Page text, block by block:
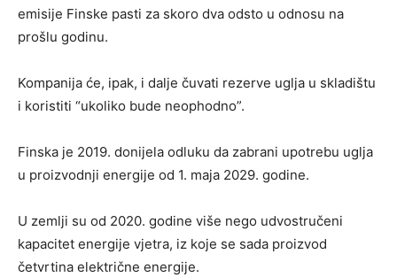
emisije Finske pasti za skoro dva odsto u odnosu na
prošlu godinu.
Kompanija će, ipak, i dalje čuvati rezerve uglja u skladištu
i koristiti “ukoliko bude neophodno”.
Finska je 2019. donijela odluku da zabrani upotrebu uglja
u proizvodnji energije od 1. maja 2029. godine.
U zemlji su od 2020. godine više nego udvostručeni
kapacitet energije vjetra, iz koje se sada proizvod
četvrtina električne energije.